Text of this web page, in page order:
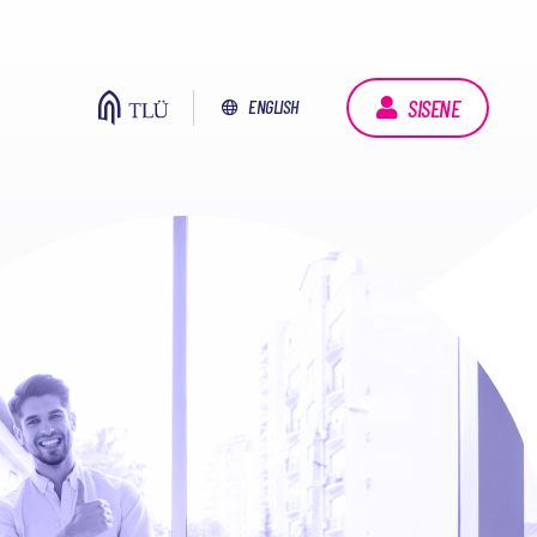
ENGLISH SISENE